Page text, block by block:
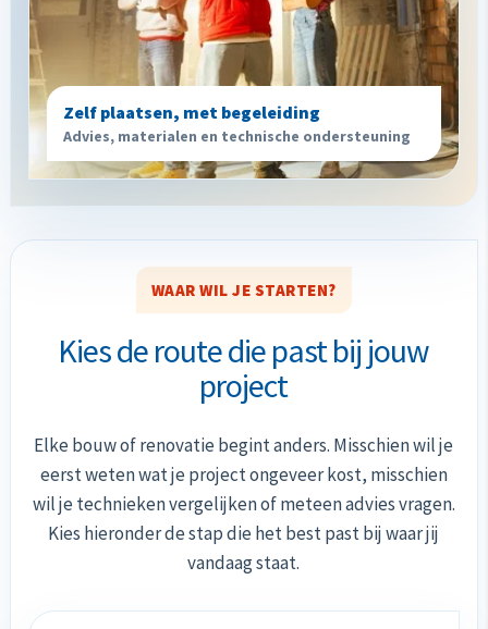
Zelf plaatsen, met begeleiding
Advies, materialen en technische ondersteuning
WAAR WIL JE STARTEN?
Kies de route die past bij jouw
project
Elke bouw of renovatie begint anders. Misschien wil je
eerst weten wat je project ongeveer kost, misschien
wil je technieken vergelijken of meteen advies vragen.
Kies hieronder de stap die het best past bij waar jij
vandaag staat.